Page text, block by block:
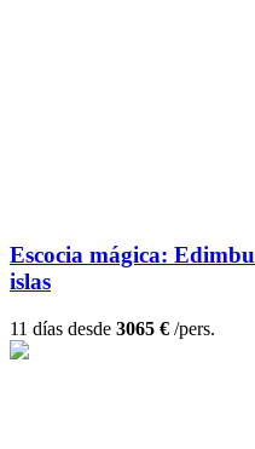
Escocia mágica:
islas
11 días desde 3065 € /pers.